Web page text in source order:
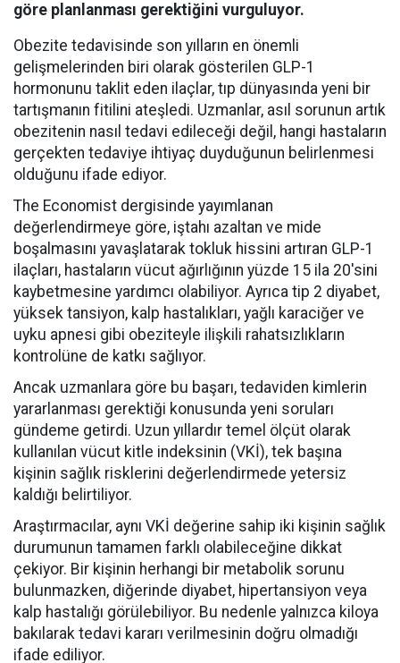
göre planlanması gerektiğini vurguluyor.
Obezite tedavisinde son yılların en önemli
gelişmelerinden biri olarak gösterilen GLP-1
hormonunu taklit eden ilaçlar, tıp dünyasında yeni bir
tartışmanın fitilini ateşledi. Uzmanlar, asıl sorunun artık
obezitenin nasıl tedavi edileceği değil, hangi hastaların
gerçekten tedaviye ihtiyaç duyduğunun belirlenmesi
olduğunu ifade ediyor.
The Economist dergisinde yayımlanan
değerlendirmeye göre, iştahı azaltan ve mide
boşalmasını yavaşlatarak tokluk hissini artıran GLP-1
ilaçları, hastaların vücut ağırlığının yüzde 15 ila 20'sini
kaybetmesine yardımcı olabiliyor. Ayrıca tip 2 diyabet,
yüksek tansiyon, kalp hastalıkları, yağlı karaciğer ve
uyku apnesi gibi obeziteyle ilişkili rahatsızlıkların
kontrolüne de katkı sağlıyor.
Ancak uzmanlara göre bu başarı, tedaviden kimlerin
yararlanması gerektiği konusunda yeni soruları
gündeme getirdi. Uzun yıllardır temel ölçüt olarak
kullanılan vücut kitle indeksinin (VKİ), tek başına
kişinin sağlık risklerini değerlendirmede yetersiz
kaldığı belirtiliyor.
Araştırmacılar, aynı VKİ değerine sahip iki kişinin sağlık
durumunun tamamen farklı olabileceğine dikkat
çekiyor. Bir kişinin herhangi bir metabolik sorunu
bulunmazken, diğerinde diyabet, hipertansiyon veya
kalp hastalığı görülebiliyor. Bu nedenle yalnızca kiloya
bakılarak tedavi kararı verilmesinin doğru olmadığı
ifade ediliyor.